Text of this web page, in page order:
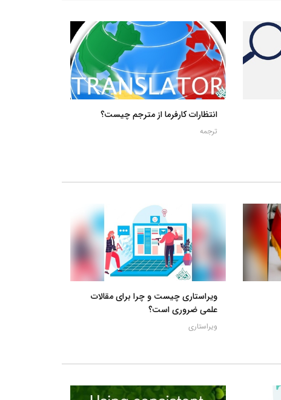
انتظارات کارفرما از مترجم چیست؟
ترجمه
ویراستاری چیست و چرا برای مقالات
علمی ضروری است؟
ویراستاری